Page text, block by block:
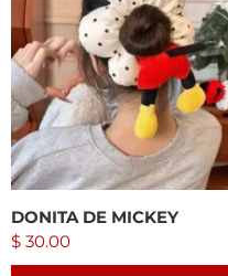
DONITA DE MICKEY
$ 30.00